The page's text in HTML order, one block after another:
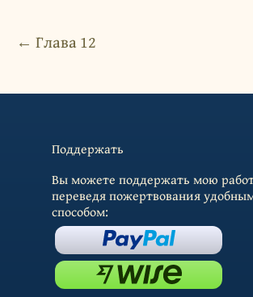
← Глава 12
Поддержать
Вы можете поддержать мою
переведя пожертвования
способом: